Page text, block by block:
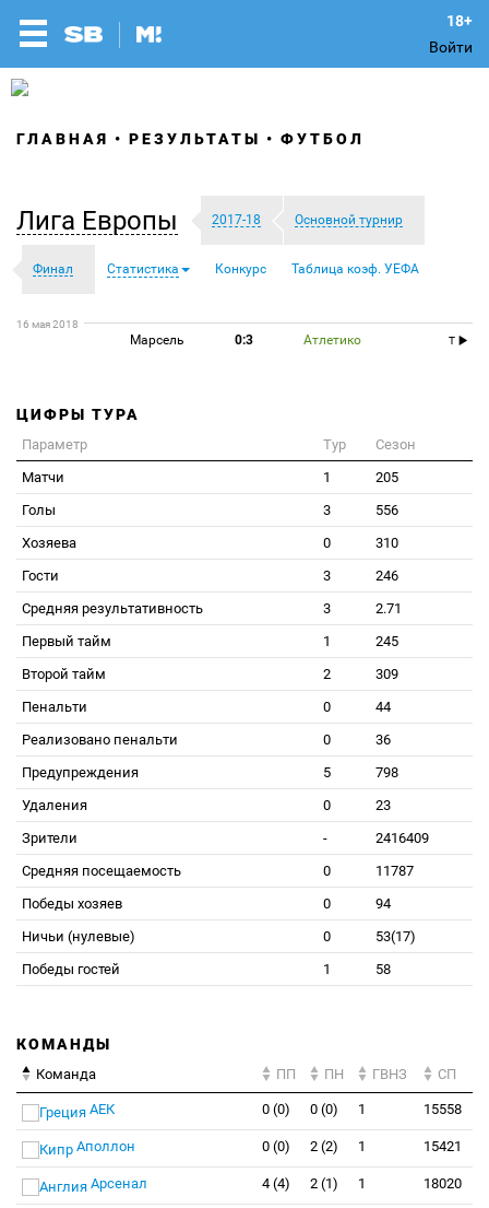
Войти
ГЛАВНАЯ РЕЗУЛЬТАТЫ ФУТБОЛ
Лига Европы 2017-18 Основной турнир
Финал Статистика Конкурс Таблица коэф. УЕФА
16 мая 2018
Марсель 0:3 Атлетико T
ЦИФРЫ ТУРА
Параметр Тур
Сезон
Матчи
1
205
Голы
3
556
Хозяева
0
310
Гости
3
246
Средняя результативность
3
2.71
Первый тайм
1
245
Второй тайм
2
309
Пенальти
0
44
Реализовано пенальти
0
36
Предупреждения
5
798
Удаления
0
23
Зрители
-
2416409
Средняя посещаемость
0
11787
Победы хозяев
0
94
Ничьи (нулевые)
0
53(17)
Победы гостей
1 58
КОМАНДЫ
Команда ПП ПН ГВНЗ СП
АЕК 0 (0) 0 (0) 1 15558
Аполлон 0 (0) 2 (2) 1 15421
Арсенал 4 (4) 2 (1) 1 18020